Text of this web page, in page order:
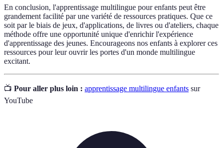
En conclusion, l'apprentissage multilingue pour enfants peut être
grandement facilité par une variété de ressources pratiques. Que ce
soit par le biais de jeux, d'applications, de livres ou d'ateliers, chaque
méthode offre une opportunité unique d'enrichir l'expérience
d'apprentissage des jeunes. Encourageons nos enfants à explorer ces
ressources pour leur ouvrir les portes d'un monde multilingue
excitant.
📺 Pour aller plus loin : apprentissage multilingue enfants sur
YouTube